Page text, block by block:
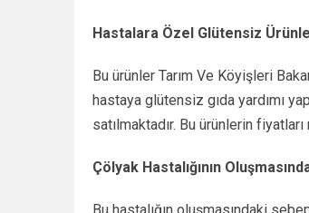
Hastalara Özel Glütensiz
Bu ürünler Tarım Ve Köyişleri
hastaya glütensiz gıda yardımı
satılmaktadır. Bu ürünlerin
Çölyak Hastalığının